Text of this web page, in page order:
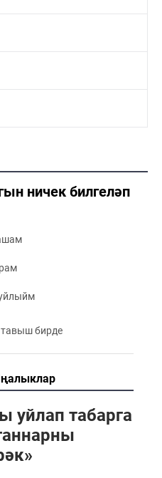
ничек билгеләп
бирде
уйлап табарга